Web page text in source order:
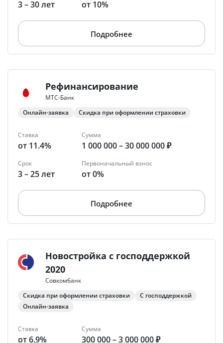
3 – 30 лет от 10%
Подробнее
Рефинансирование
МТС-Банк
Онлайн-заявка
Скидка при оформлении страховки
Ставка
от 11.4%
Сумма
1 000 000 – 30 000 000 ₽
Срок
3 – 25 лет
Первоначальный взнос
от 0%
Подробнее
Новостройка с господдержкой
2020
Совкомбанк
Скидка при оформлении страховки
С господдержкой
Онлайн-заявка
Ставка
от 6.9%
Сумма
300 000 – 3 000 000 ₽